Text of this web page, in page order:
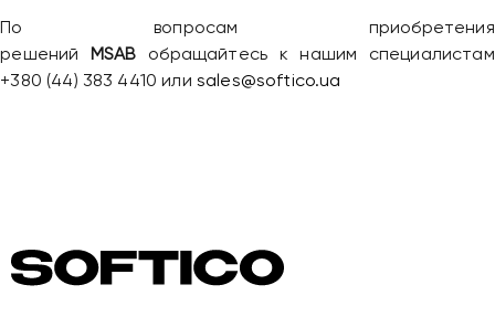
По вопросам приобретения
решений
MSAB обращайтесь к нашим специалистам
+380 (44) 383 4410 или sales@softico.ua